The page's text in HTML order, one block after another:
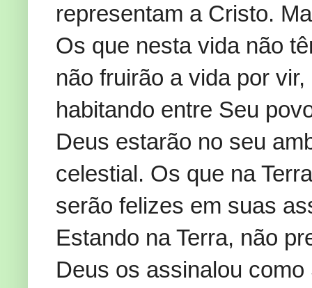
representam a Cristo.
Os que nesta vida não
não fruirão a vida por
habitando entre Seu
Deus estarão no seu
celestial. Os que na
serão felizes em suas
Estando na Terra, não
Deus os assinalou